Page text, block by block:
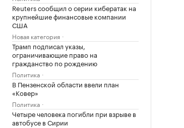
Reuters сообщил о серии кибератак на
крупнейшие финансовые компании
США
Новая категория
Трамп подписал указы,
ограничивающие право на
гражданство по рождению
Политика
В Пензенской области ввели план
«Ковер»
Политика
Четыре человека погибли при взрыве в
автобусе в Сирии